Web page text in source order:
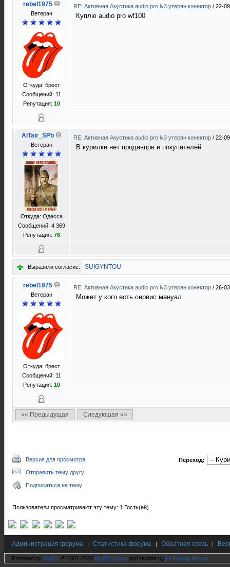
rebel1975
Ветеран
Откуда: брест
Сообщений: 11
Репутация: 10
RE: Активная Акустика audio pro lv3 утерян конектор / 22-
Куплю audio pro wf100
AlTair_SPb
Ветеран
Откуда: Одесса
Сообщений: 4 369
Репутация: 76
RE: Активная Акустика audio pro lv3 утерян конектор / 22-
В курилке нет продавцов и покупателей.
Выразили согласие: SUIGYNTOU
rebel1975
Ветеран
Откуда: брест
Сообщений: 11
Репутация: 10
RE: Активная Акустика audio pro lv3 утерян конектор / 26-
Может у кого есть сервис мануал
«« Предыдущая Следующая »»
Версия для просмотра
Отправить тему другу
Подписаться на тему
Переход:
Пользователи просматривают эту тему: 1 Гость(ей)
Администрация форума | Статистика форума | Обратная связь |
Powered by MyBB , © 2001-2026 MyBB Group and rewrite by Hi Fidelity Forum